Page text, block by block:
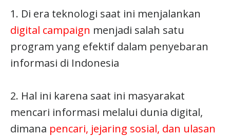
1. Di era teknologi saat ini menjalankan
digital campaign menjadi salah satu
program yang efektif dalam penyebaran
informasi di Indonesia
2. Hal ini karena saat ini masyarakat
mencari informasi melalui dunia digital,
dimana pencari, jejaring sosial, dan ulasan